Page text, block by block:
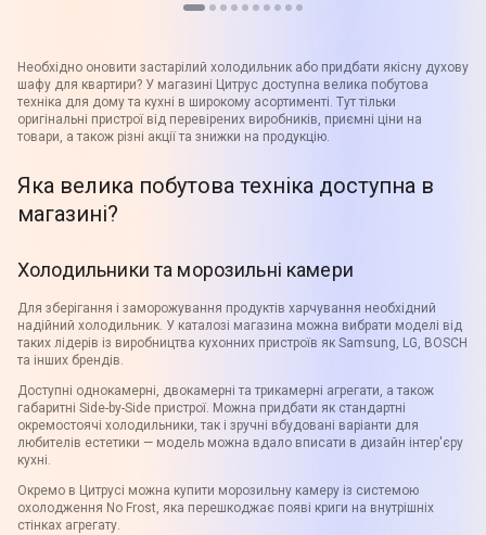
Необхідно оновити застарілий холодильник або придбати якісну духову
шафу для квартири? У магазині Цитрус доступна велика побутова
техніка для дому та кухні в широкому асортименті. Тут тільки
оригінальні пристрої від перевірених виробників, приємні ціни на
товари, а також різні акції та знижки на продукцію.
Яка велика побутова техніка доступна в
магазині?
Холодильники та морозильні камери
Для зберігання і заморожування продуктів харчування необхідний
надійний холодильник. У каталозі магазина можна вибрати моделі від
таких лідерів із виробництва кухонних пристроїв як Samsung, LG, BOSCH
та інших брендів.
Доступні однокамерні, двокамерні та трикамерні агрегати, а також
габаритні Side-by-Side пристрої. Можна придбати як стандартні
окремостоячі холодильники, так і зручні вбудовані варіанти для
любителів естетики — модель можна вдало вписати в дизайн інтер'єру
кухні.
Окремо в Цитрусі можна купити морозильну камеру із системою
охолодження No Frost, яка перешкоджає появі криги на внутрішніх
стінках агрегату.